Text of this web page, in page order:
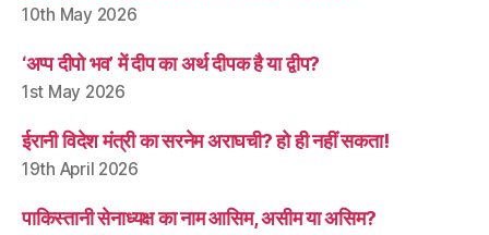
10th May 2026
‘अप्प दीपो भव’ में दीप का अर्थ दीपक है या द्वीप?
1st May 2026
ईरानी विदेश मंत्री का सरनेम अराघची? हो ही नहीं सकता!
19th April 2026
पाकिस्तानी सेनाध्यक्ष का नाम आसिम, असीम या असिम?